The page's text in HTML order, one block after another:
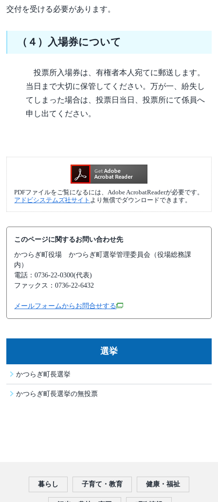
交付を受ける必要があります。
（４）入場券について
投票所入場券は、有権者本人宛てに郵送します。
当日まで大切に保管してください。万が一、紛失し
てしまった場合は、投票日当日、投票所にて係員へ
申し出てください。
PDFファイルをご覧になるには、Adobe AcrobatReaderが必要です。
アドビシステムズ社サイト より無償でダウンロードできます。
このページに関するお問い合わせ先
かつらぎ町役場かつらぎ町選挙管理委員会（役場総務課
内）
電話：0736-22-0300(代表)
ファックス：0736-22-6432
メールフォームからお問合せする
選挙
かつらぎ町長選挙
かつらぎ町長選挙の無投票
暮らし 子育て・教育 健康・福祉